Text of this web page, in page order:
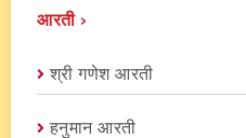
आरती ›
श्री गणेश आरती
हनुमान आरती